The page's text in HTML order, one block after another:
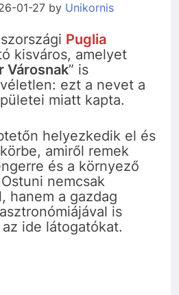
01-27 by Unikornis
Puglia
kisváros, amelyet
Városnak” is
ezt a nevet a
miatt kapta.
helyezkedik el és
amiről remek
és a környező
nemcsak
hanem a gazdag
is
ide látogatókat.